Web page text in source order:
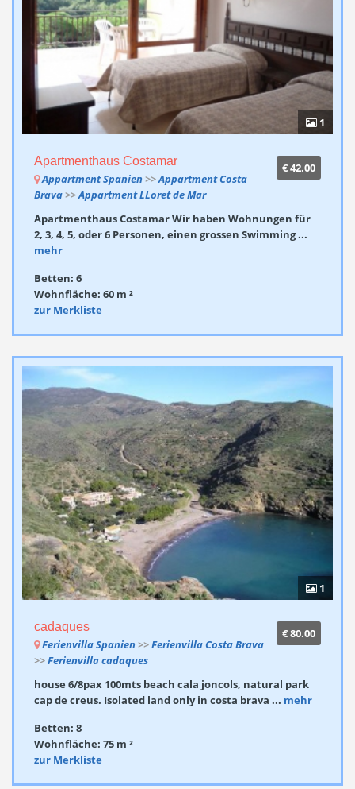
1
€ 42.00
Apartmenthaus Costamar
Appartment Spanien >>Appartment Costa
Brava>>Appartment LLoret de Mar
Apartmenthaus Costamar Wir haben Wohnungen für
2, 3, 4, 5, oder 6 Personen, einen grossen Swimming ...
mehr
Betten: 6
Wohnfläche: 60 m ²
zur Merkliste
1
€ 80.00
cadaques
Ferienvilla Spanien >>Ferienvilla Costa Brava
>>Ferienvilla cadaques
house 6/8pax 100mts beach cala joncols, natural park
cap de creus. Isolated land only in costa brava ... mehr
Betten: 8
Wohnfläche: 75 m ²
zur Merkliste